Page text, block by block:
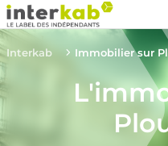
Interkab Immobilier sur